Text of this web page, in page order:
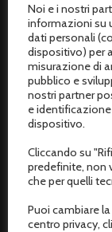
Termini e
Resi e
Recesso
AREA
Il mio
I miei
I miei dati
Noi e i nostri
informazioni su
dati personali
dispositivo) per
misurazione di
pubblico e
nostri partner
e
dispositivo.
Cliccando su
predefinite, non
che per quelli
Puoi cambiare
centro privacy,